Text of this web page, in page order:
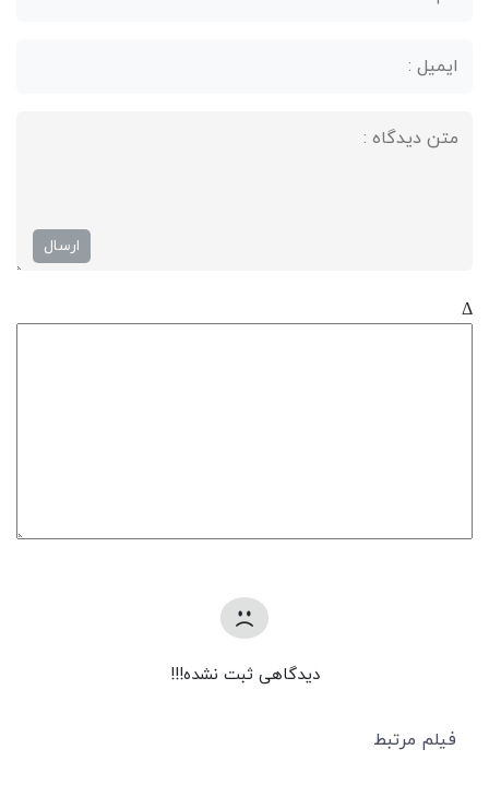
Δ
دیدگاهی ثبت نشده!!!
فیلم مرتبط